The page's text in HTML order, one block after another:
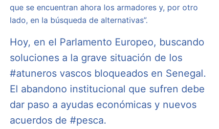
que se encuentran ahora los armadores y, por otro
lado, en la búsqueda de alternativas”.
Hoy, en el Parlamento Europeo, buscando
soluciones a la grave situación de los
#atuneros vascos bloqueados en Senegal.
El abandono institucional que sufren debe
dar paso a ayudas económicas y nuevos
acuerdos de #pesca.